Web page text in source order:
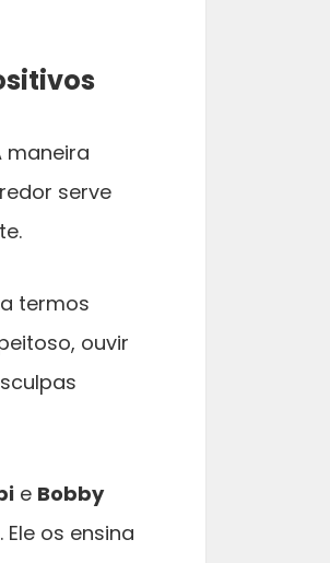
maneira
serve
termos
ouvir
e Bobby
os ensina